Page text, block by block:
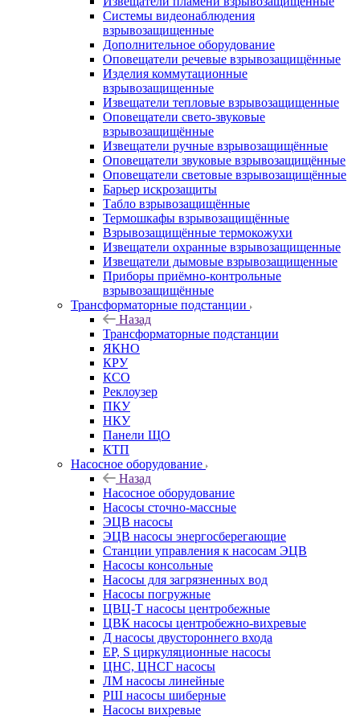
Системы видеонаблюдения
взрывозащищенные
Дополнительное оборудование
Оповещатели речевые взрывозащищённые
Изделия коммутационные
взрывозащищенные
Извещатели тепловые взрывозащищенные
Оповещатели свето-звуковые
взрывозащищённые
Извещатели ручные взрывозащищённые
Оповещатели звуковые взрывозащищённые
Оповещатели световые взрывозащищённые
Барьер искрозащиты
Табло взрывозащищённые
Термошкафы взрывозащищённые
Взрывозащищённые термокожухи
Извещатели охранные взрывозащищенные
Извещатели дымовые взрывозащищенные
Приборы приёмно-контрольные
взрывозащищённые
Трансформаторные подстанции
Назад
Трансформаторные подстанции
ЯКНО
КРУ
КСО
Реклоузер
ПКУ
НКУ
Панели ЩО
КТП
Насосное оборудование
Назад
Насосное оборудование
Насосы сточно-массные
ЭЦВ насосы
ЭЦВ насосы энергосберегающие
Станции управления к насосам ЭЦВ
Насосы консольные
Насосы для загрязненных вод
Насосы погружные
ЦВЦ-Т насосы центробежные
ЦВК насосы центробежно-вихревые
Д насосы двустороннего входа
EP, S циркуляционные насосы
ЦНС, ЦНСГ насосы
ЛМ насосы линейные
РШ насосы шиберные
Насосы вихревые